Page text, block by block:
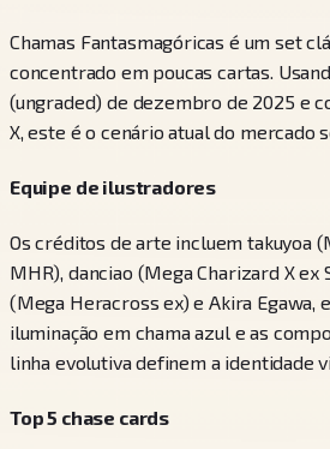
Chamas Fantasmagóricas é um set
concentrado em poucas cartas.
(ungraded) de dezembro de 2025 e
X, este é o cenário atual do mercado
Equipe de ilustradores
Os créditos de arte incluem takuyoa
MHR), danciao (Mega Charizard X ex
(Mega Heracross ex) e Akira Egawa,
iluminação em chama azul e as
linha evolutiva definem a identidade
Top 5 chase cards